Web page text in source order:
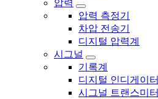
압력
압력 측정기
차압 전송기
디지털 압력계
시그널
기록계
디지털 인디게이터
시그널 트랜스미터